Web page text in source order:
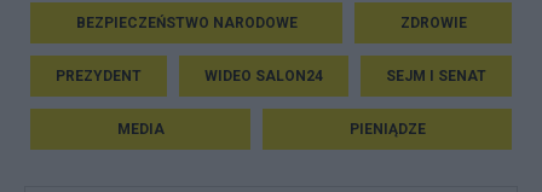
BEZPIECZEŃSTWO NARODOWE ZDROWIE
PREZYDENT WIDEO SALON24 SEJM I SENAT
MEDIA PIENIĄDZE